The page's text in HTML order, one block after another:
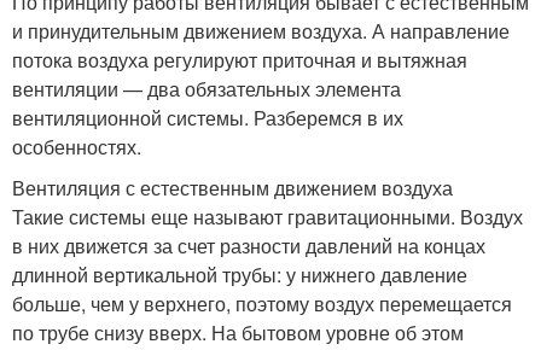
и принудительным движением воздуха. А направление
потока воздуха регулируют приточная и вытяжная
вентиляции — два обязательных элемента
вентиляционной системы. Разберемся в их
особенностях.
Вентиляция с естественным движением воздуха
Такие системы еще называют гравитационными. Воздух
в них движется за счет разности давлений на концах
длинной вертикальной трубы: у нижнего давление
больше, чем у верхнего, поэтому воздух перемещается
по трубе снизу вверх. На бытовом уровне об этом